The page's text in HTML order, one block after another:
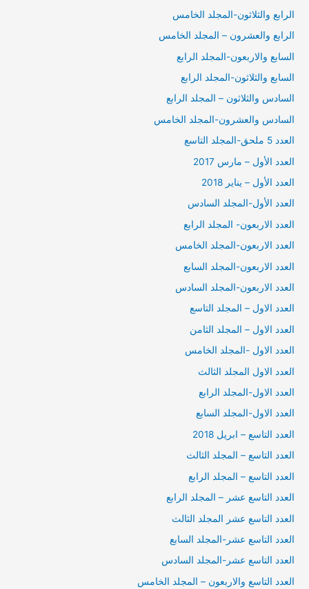
الرابع والثلاثون-المجلد الخامس
الرابع والعشرون – المجلد الخامس
السابع والاربعون-المجلد الرابع
السابع والثلاثون-المجلد الرابع
السادس والثلاثون – المجلد الرابع
السادس والعشرون-المجلد الخامس
العدد 5 ملحق-المجلد التاسع
العدد الأول – مارس 2017
العدد الأول – يناير 2018
العدد الأول-المجلد السادس
العدد الاربعون- المجلد الرابع
العدد الاربعون-المجلد الخامس
العدد الاربعون-المجلد السابع
العدد الاربعون-المجلد السادس
العدد الاول – المجلد التاسع
العدد الاول – المجلد الثامن
العدد الاول -المجلد الخامس
العدد الاول المجلد الثالث
العدد الاول-المجلد الرابع
العدد الاول-المجلد السابع
العدد التاسع – ابريل 2018
العدد التاسع – المجلد الثالث
العدد التاسع – المجلد الرابع
العدد التاسع عشر – المجلد الرابع
العدد التاسع عشر المجلد الثالث
العدد التاسع عشر-المجلد السابع
العدد التاسع عشر-المجلد السادس
العدد التاسع والاربعون – المجلد الخامس